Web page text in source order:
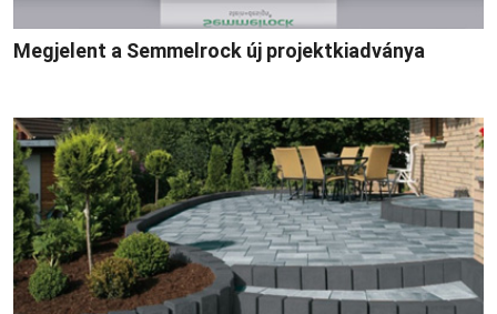
Megjelent a Semmelrock új projektkiadványa